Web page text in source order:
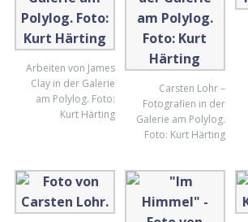
Arbeiten von James
Clay in der Galerie
am Polylog. Foto:
Kurt Härting
Carsten Lohr –
Fotografien in der
Galerie am Polylog.
Foto: Kurt Härting